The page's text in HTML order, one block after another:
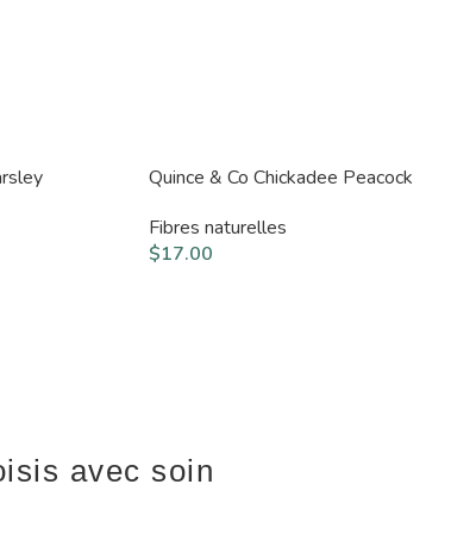
Quince & Co Chickadee Peacock
Fibres naturelles
$17.00
avec soin